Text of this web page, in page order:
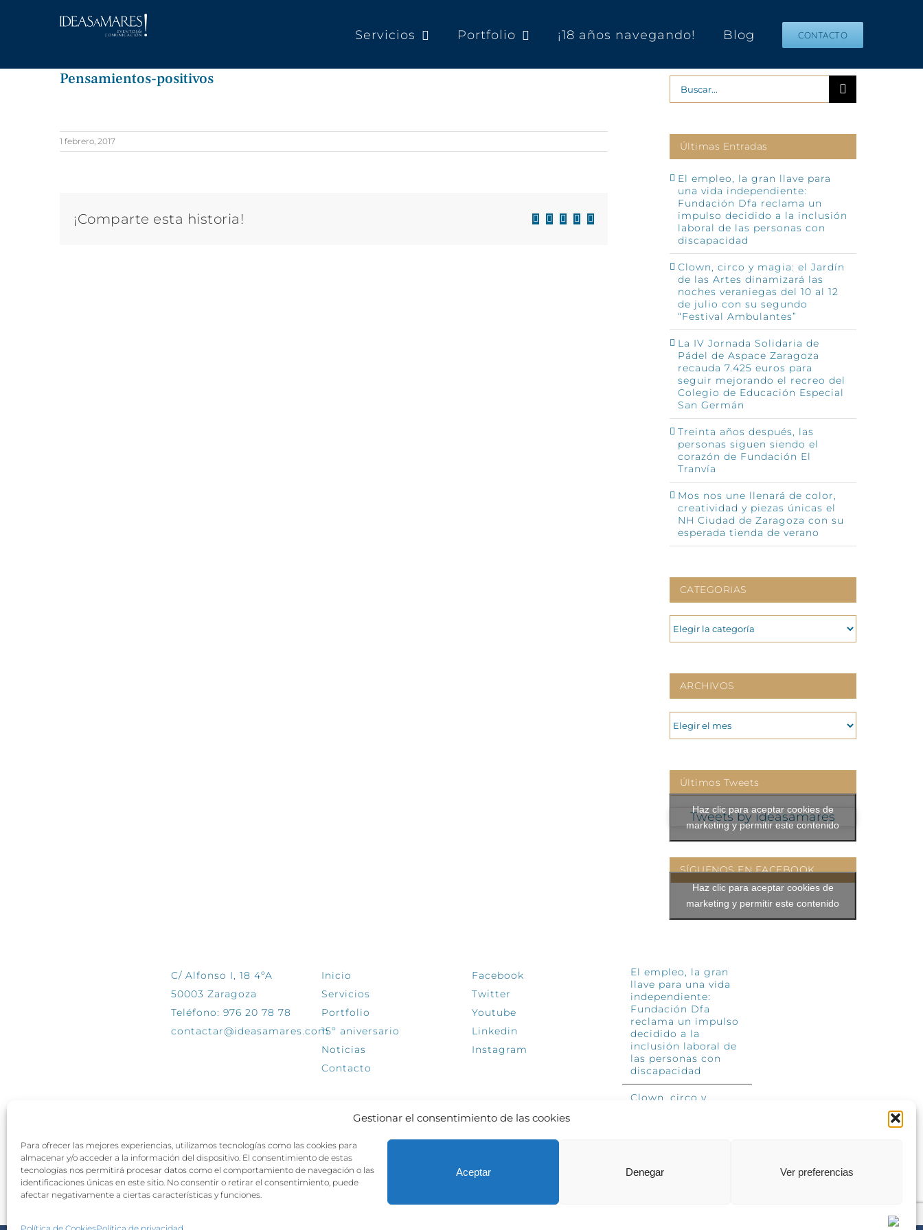
Gestionar el consentimiento de las cookies
Para ofrecer las mejores experiencias, utilizamos tecnologías como las cookies para
almacenar y/o acceder a la información del dispositivo. El consentimiento de estas
tecnologías nos permitirá procesar datos como el comportamiento de navegación o las
identificaciones únicas en este sitio. No consentir o retirar el consentimiento, puede
afectar negativamente a ciertas características y funciones.
Aceptar Denegar Ver preferencias
Servicios Portfolio ¡18 años navegando! Blog CONTACTO
Pensamientos-positivos
1 febrero, 2017
¡Comparte esta historia! Facebook
X LinkedIn
WhatsApp
Correo
Buscar:
Últimas Entradas
El empleo, la gran llave para
una vida independiente:
Fundación Dfa reclama un
impulso decidido a la inclusión
laboral de las personas con
discapacidad
Clown, circo y magia: el Jardín
de las Artes dinamizará las
noches veraniegas del 10 al 12
de julio con su segundo
“Festival Ambulantes”
La IV Jornada Solidaria de
Pádel de Aspace Zaragoza
recauda 7.425 euros para
seguir mejorando el recreo del
Colegio de Educación Especial
San Germán
Treinta años después, las
personas siguen siendo el
corazón de Fundación El
Tranvía
Mos nos une llenará de color,
creatividad y piezas únicas el
NH Ciudad de Zaragoza con su
esperada tienda de verano
CATEGORIAS
CATEGORIAS
ARCHIVOS
ARCHIVOS
Últimos Tweets
Tweets by ideasamares
Haz clic para aceptar cookies de
marketing y permitir este contenido
SÍGUENOS EN FACEBOOK
Haz clic para aceptar cookies de
marketing y permitir este contenido
C/ Alfonso I, 18 4ºA
50003 Zaragoza
Teléfono: 976 20 78 78
contactar@ideasamares.com
Inicio
Servicios
Portfolio
15º aniversario
Noticias
Contacto
Facebook
Twitter
Youtube
Linkedin
Instagram
El empleo, la gran
llave para una vida
independiente:
Fundación Dfa
reclama un impulso
decidido a la
inclusión laboral de
las personas con
discapacidad
Clown, circo y
segundo “Festival